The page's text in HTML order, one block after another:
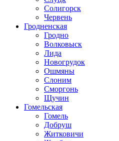
Солигорск
Червень
Гродненская
Гродно
Волковыск
Лида
Новогрудок
Ошмяны
Слоним
Сморгонь
Щучин
Гомельская
Гомель
Добруш
Житковичи